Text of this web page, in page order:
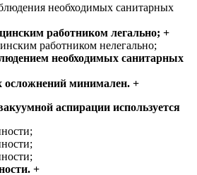
необходимых санитарных
работником легально; +
работником нелегально;
необходимых санитарных
осложнений минимален. +
аспирации используется
+